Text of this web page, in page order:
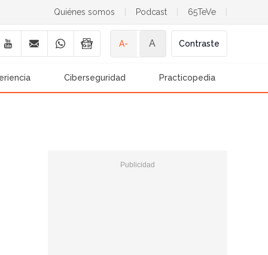
Quiénes somos Podcast 65TeVe
A- A Contraste
Ciberseguridad Practicopedia